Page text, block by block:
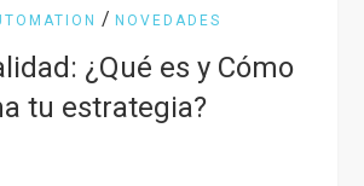
/ NOVEDADES
¿Qué es y Cómo
tu estrategia?